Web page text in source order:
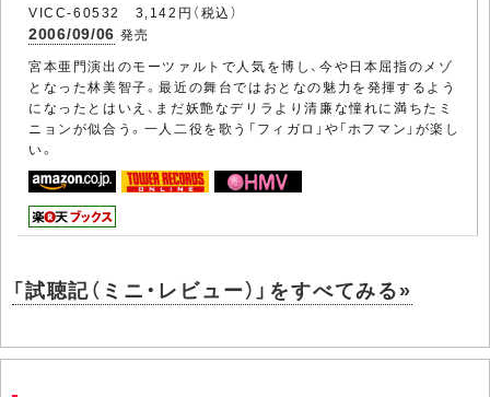
VICC-60532 3,142円（税込）
2006/09/06 発売
宮本亜門演出のモーツァルトで人気を博し、今や日本屈指のメゾ
となった林美智子。最近の舞台ではおとなの魅力を発揮するよう
になったとはいえ、まだ妖艶なデリラより清廉な憧れに満ちたミ
ニョンが似合う。一人二役を歌う「フィガロ」や「ホフマン」が楽し
い。
「試聴記（ミニ・レビュー）」をすべてみる»